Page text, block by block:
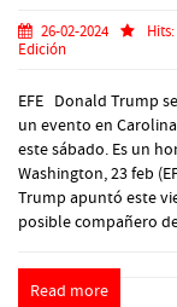
26-02-2024 Hits:
Edición
EFE Donald Trump
un evento en
este sábado. Es un
Washington, 23 feb
Trump apuntó este
posible compañero
Read more